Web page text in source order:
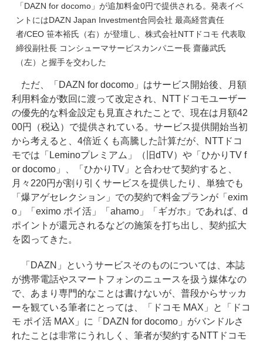
「DAZN for docomo」が追加料金0円で提供される。発表イベ
ントにはDAZN Japan Investment合同会社 最高経営責任
者/CEO 笹本裕氏（右）が登壇し、株式会社NTTドコモ 代表取
締役副社長 コンシューマサービスカンパニー長 齋藤武氏
（左）と握手を交わした
ただ、「DAZN for docomo」はサービス開始後、月額
利用料金が数回に渡って改定され、NTTドコモユーザー
の優先的な料金設定も見直されたことで、現在は月額42
00円（税込）で提供されている。サービス提供開始当初
から考えると、4倍近くも高騰した計算だが、NTTドコ
モでは「Leminoプレミアム」（旧dTV）や「ひかりTV f
or docomo」、「ひかりTV」と合わせて契約すると、
月々220円が割り引くサービスを提供したり、単独でも
「爆アゲセレクション」での契約で料金プランが「exim
o」「eximo ポイ活」「ahamo」「ギガホ」であれば、d
ポイントが還元されるなどの施策を打ち出し、契約拡大
を図ってきた。
「DAZN」というサービスそのものについては、本誌
が携帯電話やスマートフォンのニュースを扱う媒体なの
で、あまり専門的なことは書けないが、普段からサッカ
ーを観ている筆者にとっては、「ドコモ MAX」と「ドコ
モ ポイ活 MAX」に「DAZN for docomo」がバンドルさ
れたことは非常にうれしく、筆者が契約するNTTドコモ